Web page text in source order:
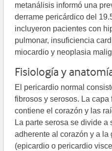
metanálisis informó una
derrame pericárdico del
incluyeron pacientes con
pulmonar, insuficiencia
miocardio y neoplasia
Fisiología y
El pericardio normal
fibrosos y serosos. La
contiene el corazón y las
La parte serosa se divide a
adherente al corazón y a la
(epicardio o pericardio